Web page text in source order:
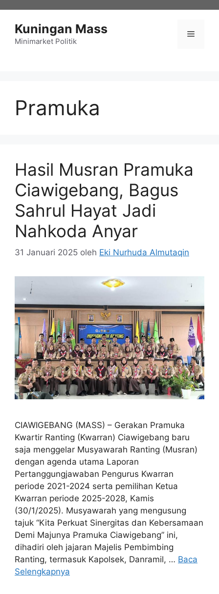
Kuningan Mass
Minimarket Politik
Menu
Pramuka
Hasil Musran Pramuka
Ciawigebang, Bagus
Sahrul Hayat Jadi
Nahkoda Anyar
31 Januari 2025 oleh Eki Nurhuda Almutaqin
CIAWIGEBANG (MASS) – Gerakan Pramuka
Kwartir Ranting (Kwarran) Ciawigebang baru
saja menggelar Musyawarah Ranting (Musran)
dengan agenda utama Laporan
Pertanggungjawaban Pengurus Kwarran
periode 2021-2024 serta pemilihan Ketua
Kwarran periode 2025-2028, Kamis
(30/1/2025). Musyawarah yang mengusung
tajuk “Kita Perkuat Sinergitas dan Kebersamaan
Demi Majunya Pramuka Ciawigebang” ini,
dihadiri oleh jajaran Majelis Pembimbing
Ranting, termasuk Kapolsek, Danramil, … Baca
Selengkapnya